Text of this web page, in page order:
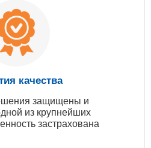
качества
защищены и
из крупнейших
застрахована